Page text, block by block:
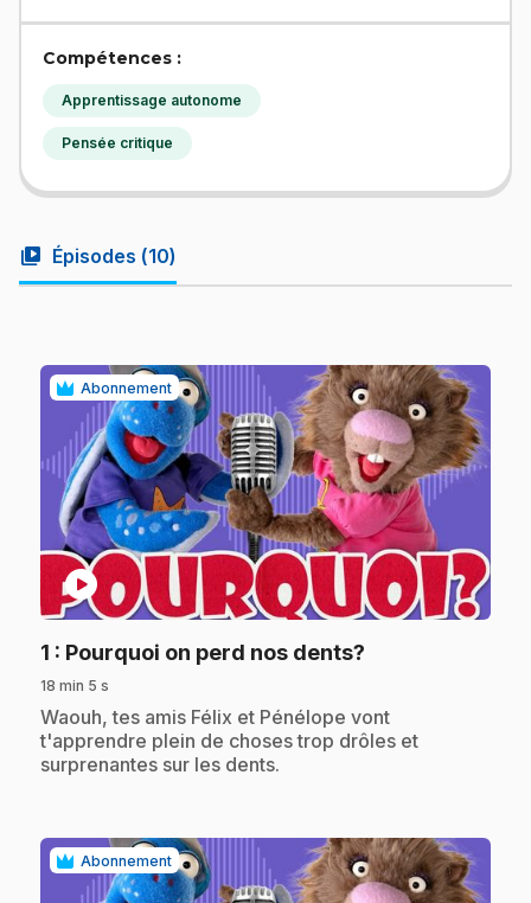
Compétences :
Apprentissage autonome
Pensée critique
video_library Épisodes (10)
Abonnement
play_circle
1 : Pourquoi on perd nos dents?
18 min 5 s
.Waouh, tes amis Félix et Pénélope vont
t'apprendre plein de choses trop drôles et
surprenantes sur les dents.
Abonnement